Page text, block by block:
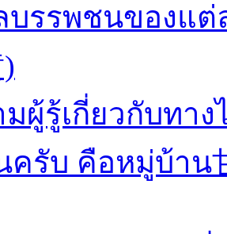
บรรพชนของแต่
ผู้รู้เกี่ยวกับทาง
ครับ คือหมู่บ้าน